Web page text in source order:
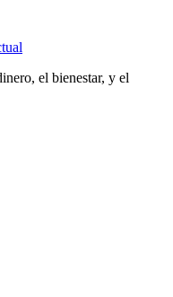
el bienestar, y el